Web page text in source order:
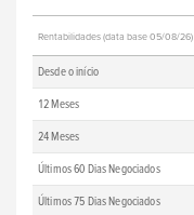
Rentabilidades (data base 05/08/26)
Desde o início
12 Meses
24 Meses
Últimos 60 Dias Negociados
Últimos 75 Dias Negociados